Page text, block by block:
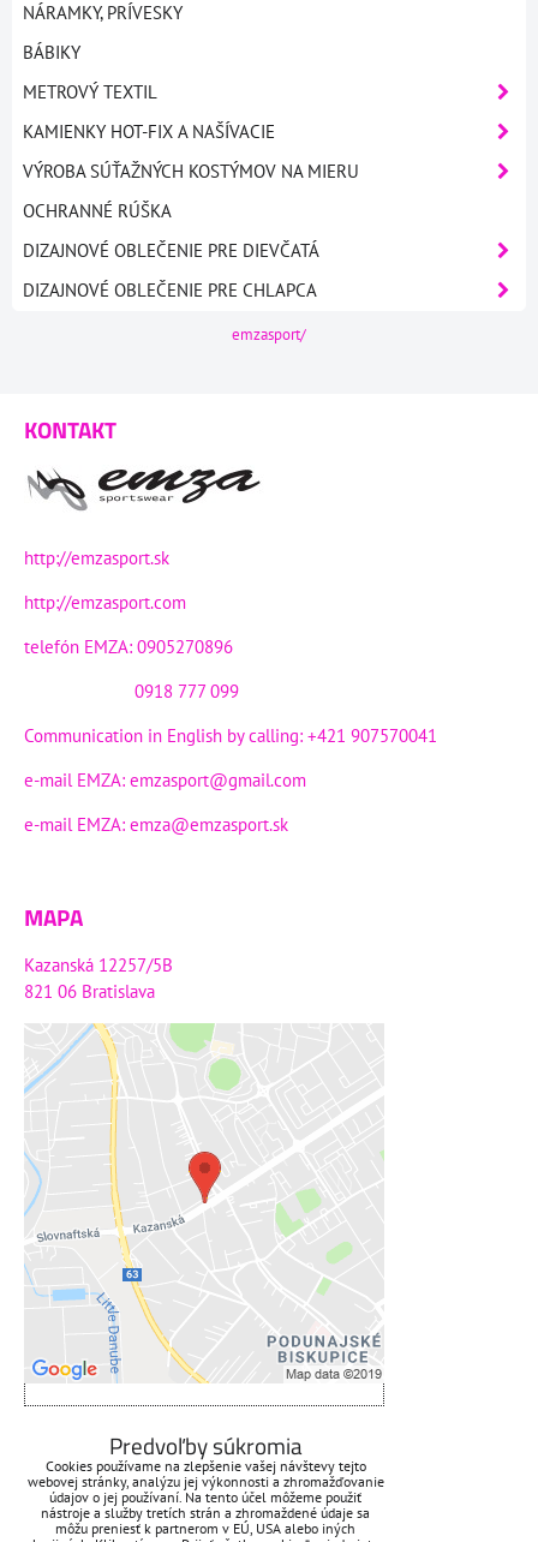
NÁRAMKY, PRÍVESKY
BÁBIKY
METROVÝ TEXTIL
KAMIENKY HOT-FIX A NAŠÍVACIE
VÝROBA SÚŤAŽNÝCH KOSTÝMOV NA MIERU
OCHRANNÉ RÚŠKA
DIZAJNOVÉ OBLEČENIE PRE DIEVČATÁ
DIZAJNOVÉ OBLEČENIE PRE CHLAPCA
emzasport/
KONTAKT
http://emzasport.sk
http://emzasport.com
telefón EMZA: 0905270896
0918 777 099
Communication in English by calling: +421 907570041
e-mail EMZA: emzasport@gmail.com
e-mail EMZA: emza@emzasport.sk
MAPA
Kazanská 12257/5B
821 06 Bratislava
Externý obsah je blokovaný
Prajete si načítať externý obsah?
Povoliť tentokrát
Povoliť a zapamätať - súhlas s
druhom cookie: Funkčné
Otvoriť obsah v novom okne
ZAVOLÁME VÁM SPÄŤ
Váš telefón:*
Predvoľby súkromia
Cookies používame na zlepšenie vašej návštevy tejto
webovej stránky, analýzu jej výkonnosti a zhromažďovanie
údajov o jej používaní. Na tento účel môžeme použiť
nástroje a služby tretích strán a zhromaždené údaje sa
môžu preniesť k partnerom v EÚ, USA alebo iných